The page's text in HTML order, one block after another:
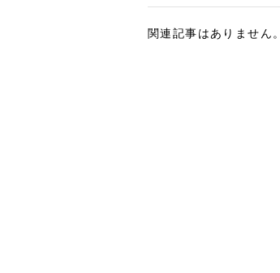
関連記事はありません。